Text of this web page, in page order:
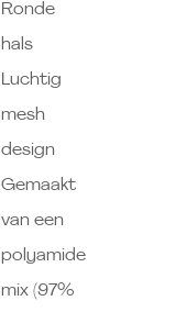
Ronde
hals
Luchtig
mesh
design
Gemaakt
van een
polyamide
mix (97%